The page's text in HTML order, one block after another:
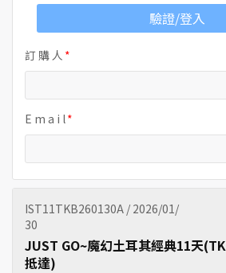
驗證/登入
訂 購 人
E m a i l
IST11TKB260130A / 2026/01/
30
JUST GO~魔幻土耳其經典11天
抵達)